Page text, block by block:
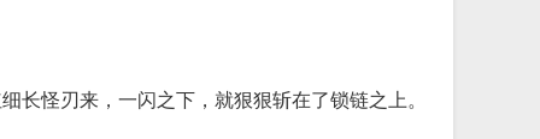
长怪刃来，一闪之下，就狠狠斩在了锁链之上。